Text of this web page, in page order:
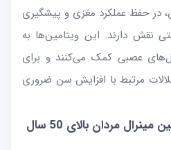
در حفظ عملکرد مغزی و پیشگیری
نقش دارند. این ویتامین‌ها به
عصبی کمک می‌کنند و برای
مرتبط با افزایش سن ضروری
مردان بالای 50 سال